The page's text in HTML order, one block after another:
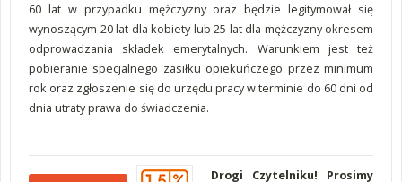
60 lat w przypadku mężczyzny oraz będzie legitymował się
wynoszącym 20 lat dla kobiety lub 25 lat dla mężczyzny okresem
odprowadzania składek emerytalnych. Warunkiem jest też
pobieranie specjalnego zasiłku opiekuńczego przez minimum
rok oraz zgłoszenie się do urzędu pracy w terminie do 60 dni od
dnia utraty prawa do świadczenia.
Drogi Czytelniku! Prosimy